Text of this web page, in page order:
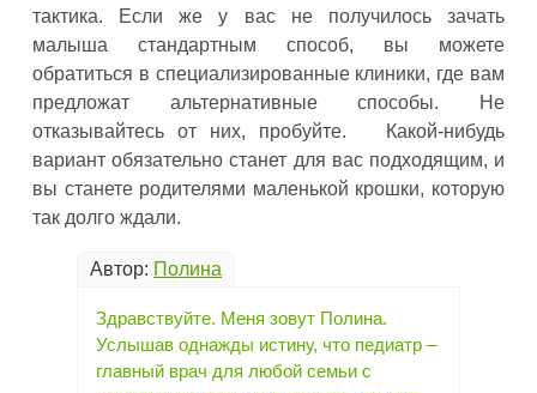
тактика. Если же у вас не получилось зачать
малыша стандартным способ, вы можете
обратиться в специализированные клиники, где вам
предложат альтернативные способы. Не
отказывайтесь от них, пробуйте. Какой-нибудь
вариант обязательно станет для вас подходящим, и
вы станете родителями маленькой крошки, которую
так долго ждали.
Автор: Полина
Здравствуйте. Меня зовут Полина.
Услышав однажды истину, что педиатр –
главный врач для любой семьи с